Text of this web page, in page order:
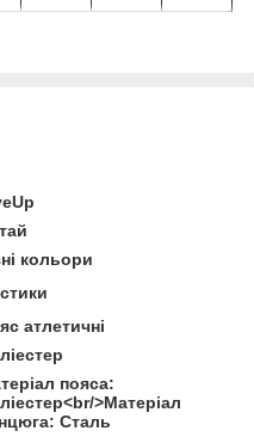
кольори
атлетичні
пояса:
>Матеріал
Сталь